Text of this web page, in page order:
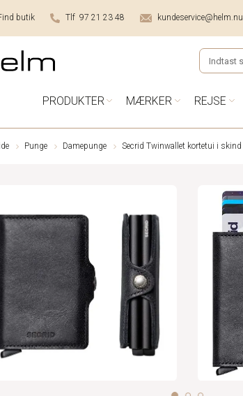
butik Tlf 97 21 23 48 kundeservice@helm.nu
PRODUKTER MÆRKER REJSE
Punge Damepunge Secrid Twinwallet kortetui i skind